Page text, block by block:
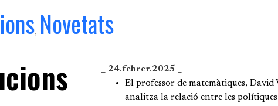
, Novetats
_ 24.febrer.2025 _
El professor de matemàtiques, David
analitza la relació entre les polítiques